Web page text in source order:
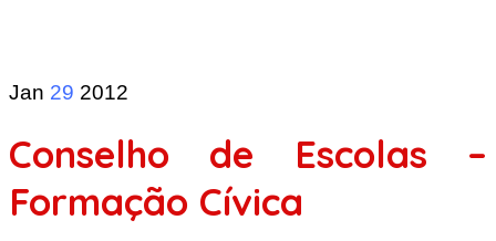
Jan 29 2012
Conselho de Escolas –
Formação Cívica